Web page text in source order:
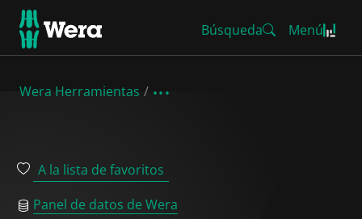
Búsqueda Menú
Wera Herramientas
A la lista de favoritos
Panel de datos de Wera